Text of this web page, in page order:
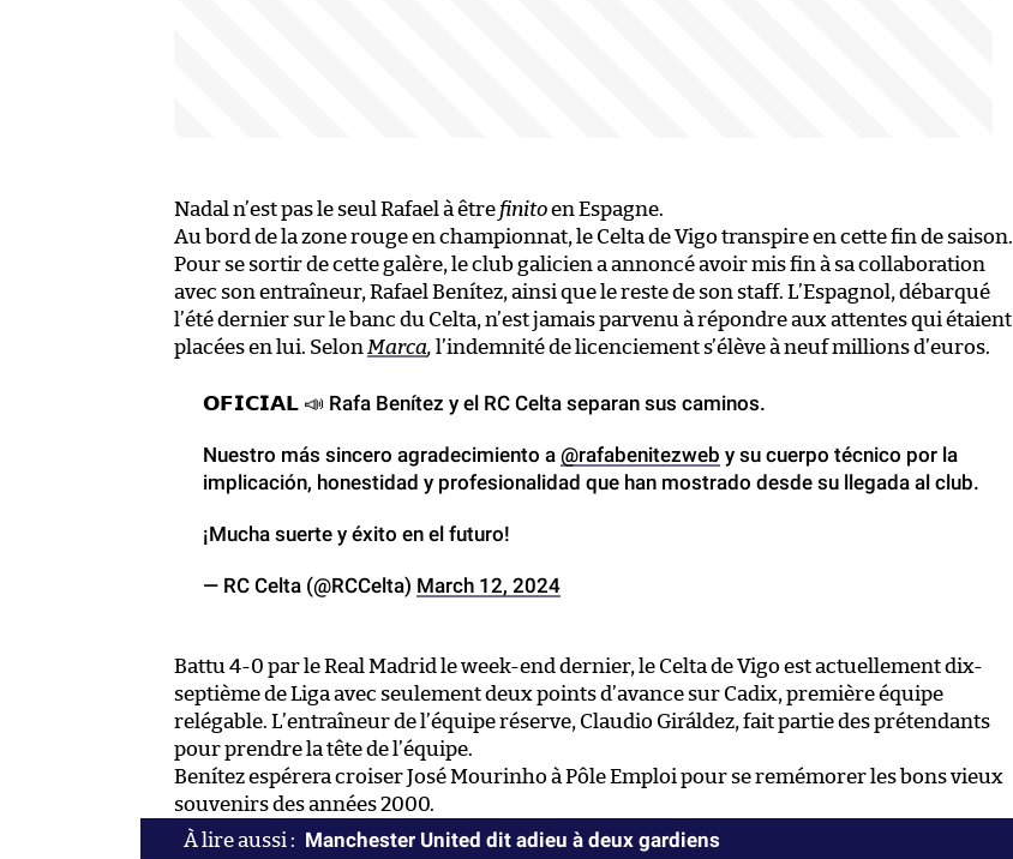
Nadal n’est pas le seul Rafael à être finitoen Espagne.
Au bord de la zone rouge en championnat, le Celta de Vigo transpire en cette fin de saison.
Pour se sortir de cette galère, le club galicien a annoncé avoir mis fin à sa collaboration
avec son entraîneur, Rafael Benítez, ainsi que le reste de son staff. L’Espagnol, débarqué
l’été dernier sur le banc du Celta, n’est jamais parvenu à répondre aux attentes qui étaient
placées en lui. Selon Marca, l’indemnité de licenciement s’élève à neuf millions d’euros.
𝗢𝗙𝗜𝗖𝗜𝗔𝗟 📣 Rafa Benítez y el RC Celta separan sus caminos.
Nuestro más sincero agradecimiento a @rafabenitezweb y su cuerpo técnico por la
implicación, honestidad y profesionalidad que han mostrado desde su llegada al club.
¡Mucha suerte y éxito en el futuro!
— RC Celta (@RCCelta) March 12, 2024
Battu 4-0 par le Real Madrid le week-end dernier, le Celta de Vigo est actuellement dix-
septième de Liga avec seulement deux points d’avance sur Cadix, première équipe
relégable. L’entraîneur de l’équipe réserve, Claudio Giráldez, fait partie des prétendants
pour prendre la tête de l’équipe.
Benítez espérera croiser José Mourinho à Pôle Emploi pour se remémorer les bons vieux
souvenirs des années 2000.
Manchester United dit adieu à deux gardiens